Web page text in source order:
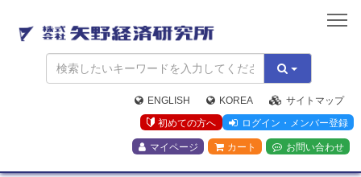
矢
野
経
済
研
究
所
ENGLISH KOREA
サイトマップ
初めての方へ
ログイン・メンバー登録
マイページ カート お問い合わせ